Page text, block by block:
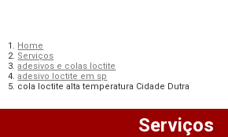
Home
Serviços
adesivos e colas loctite
adesivo loctite em sp
cola loctite alta temperatura Cidade Dutra
Serviços